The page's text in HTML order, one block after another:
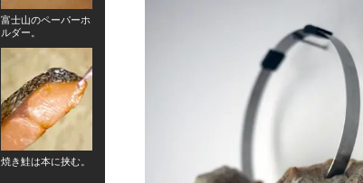
富士山のペーパーホ
ルダー。
焼き鮭は本に挟む。